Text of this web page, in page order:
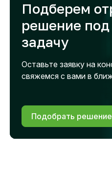
Подберем
решение
задачу
Оставьте заявку на
свяжемся с вами в
Подобрать решение